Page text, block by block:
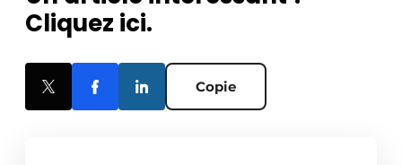
Cliquez ici.
Copie